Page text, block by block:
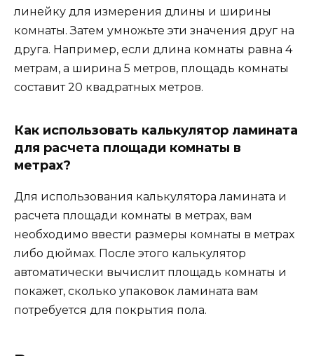
линейку для измерения длины и ширины
комнаты. Затем умножьте эти значения друг на
друга. Например, если длина комнаты равна 4
метрам, а ширина 5 метров, площадь комнаты
составит 20 квадратных метров.
Как использовать калькулятор ламината
для расчета площади комнаты в
метрах?
Для использования калькулятора ламината и
расчета площади комнаты в метрах, вам
необходимо ввести размеры комнаты в метрах
либо дюймах. После этого калькулятор
автоматически вычислит площадь комнаты и
покажет, сколько упаковок ламината вам
потребуется для покрытия пола.